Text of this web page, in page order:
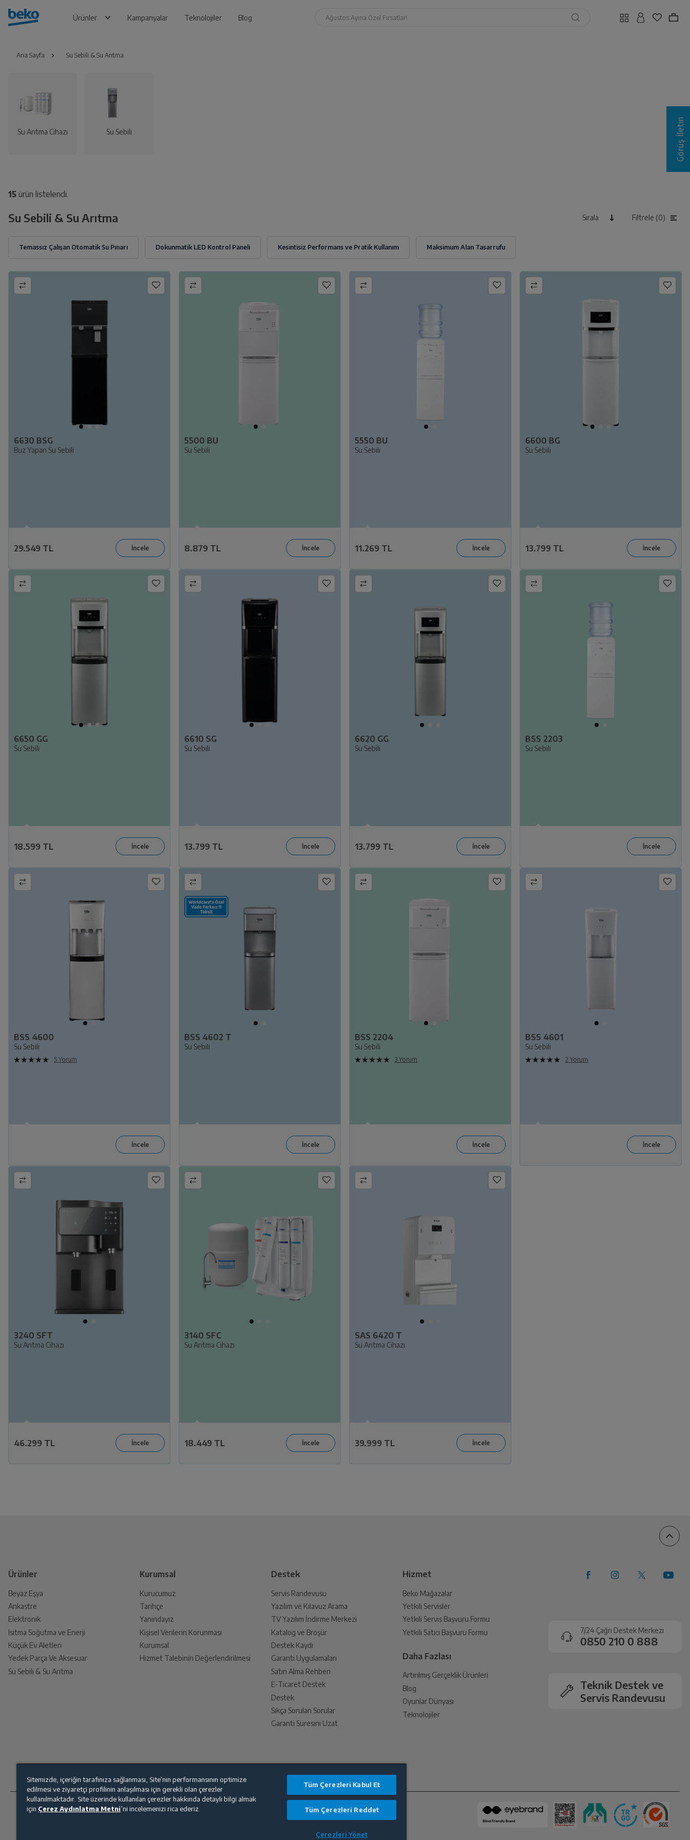
Ürünler Kampanyalar Teknolojiler Blog Ağustos Ayına Özel Fırsatlar!
Ana Sayfa Su Sebili & Su Arıtma
Su Arıtma Cihazı Su Sebili
15 ürün listelendi.
Su Sebili & Su Arıtma Sırala Filtrele (0)
6630 BSG
Buz Yapan Su Sebili
29.549 TL
5500 BU
Su Sebili
8.879 TL
5550 BU
Su Sebili
11.269 TL
6600 BG
Su Sebili
13.799 TL
6650 GG
Su Sebili
18.599 TL
6610 SG
Su Sebili
13.799 TL
6620 GG
Su Sebili
13.799 TL
BSS 2203
Su Sebili
BSS 4600
Su Sebili
5 Yorum
BSS 4602 T
Su Sebili
BSS 2204
Su Sebili
3 Yorum
BSS 4601
Su Sebili
2 Yorum
3240 SFT
Su Arıtma Cihazı
46.299 TL
3140 SFC
Su Arıtma Cihazı
18.449 TL
SAS 6420 T
Su Arıtma Cihazı
39.999 TL
Ürünler
Beyaz Eşya
Ankastre
Elektronik
Isıtma Soğutma ve Enerji
Küçük Ev Aletleri
Yedek Parça Ve Aksesuar
Su Sebili & Su Arıtma
Kurumsal
Kurucumuz
Tarihçe
Yanındayız
Kişisel Verilerin Korunması
Kurumsal
Hizmet Talebinin Değerlendirilmesi
Destek
Servis Randevusu
Yazılım ve Kılavuz Arama
TV Yazılım İndirme Merkezi
Katalog ve Broşür
Destek Kaydı
Garanti Uygulamaları
Satın Alma Rehberi
E-Ticaret Destek
Destek
Sıkça Sorulan Sorular
Garanti Süresini Uzat
Hizmet
Beko Mağazalar
Yetkili Servisler
Yetkili Servis Başvuru Formu
Yetkili Satıcı Başvuru Formu
Daha Fazlası
Artırılmış Gerçeklik Ürünleri
Blog
Oyunlar Dünyası
Teknolojiler
7/24 Çağrı Destek Merkezi
0850 210 0 888
Teknik Destek ve
Servis Randevusu
Görüş İletin
Sitemizde, içeriğin tarafınıza sağlanması, Site’nin performansının optimize
edilmesi ve ziyaretçi profilinin anlaşılması için gerekli olan çerezler
kullanılmaktadır. Site üzerinde kullanılan çerezler hakkında detaylı bilgi almak
için Çerez Aydınlatma Metni’ni incelemenizi rica ederiz.
Tüm Çerezleri Kabul Et
Tüm Çerezleri Reddet
Çerezleri Yönet